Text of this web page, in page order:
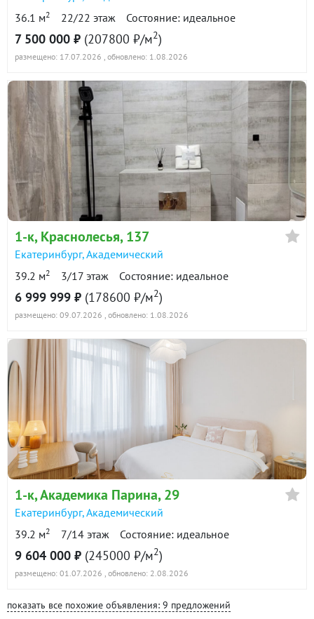
36.1 м2 22/22 этаж Состояние: идеальное
7 500 000 ₽ (207800 ₽/м2)
размещено: 17.07.2026 , обновлено: 1.08.2026
1-к, Краснолесья, 137
Екатеринбург,Академический
39.2 м2 3/17 этаж Состояние: идеальное
6 999 999 ₽ (178600 ₽/м2)
размещено: 09.07.2026 , обновлено: 1.08.2026
1-к, Академика Парина, 29
Екатеринбург,Академический
39.2 м2 7/14 этаж Состояние: идеальное
9 604 000 ₽ (245000 ₽/м2)
размещено: 01.07.2026 , обновлено: 2.08.2026
показать все похожие объявления: 9 предложений